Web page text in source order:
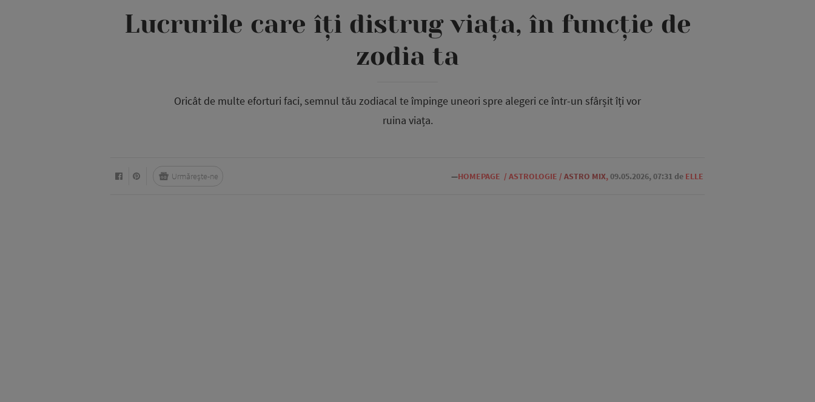
Lucrurile care îți distrug viața, în funcție de
zodia ta
Oricât de multe eforturi faci, semnul tău zodiacal te împinge uneori spre alegeri ce într-un sfârșit îți vor
ruina viața.
—HOMEPAGE / ASTROLOGIE / ASTRO MIX,09.05.2026, 07:31 de ELLE
Urmărește-ne